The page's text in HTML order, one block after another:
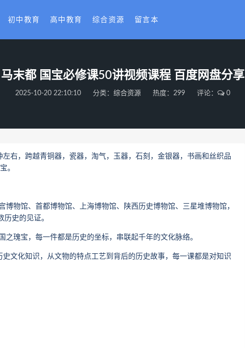
初中教育 高中教育 综合资源 留言本
马末都 国宝必修课50讲视频课程 百度网盘分享
2025-10-20 22:10:10 分类： 综合资源 热度：299 评论： 0
，跨越青铜器，瓷器，淘气，玉器，石刻，金银器，书画和丝织品
。
馆、首都博物馆、上海博物馆、陕西历史博物馆、三星堆博物馆，
史的见证。
瑰宝，每一件都是历史的坐标，串联起千年的文化脉络。
化知识，从文物的特点工艺到背后的历史故事，每一课都是对知识